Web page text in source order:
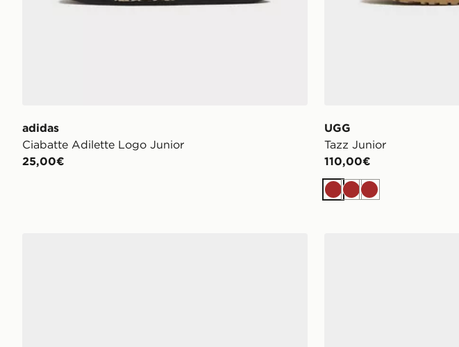
adidas
Ciabatte Adilette Logo Junior
25,00€
UGG
Tazz Junior
110,00€
Marrone
MarroneMarrone